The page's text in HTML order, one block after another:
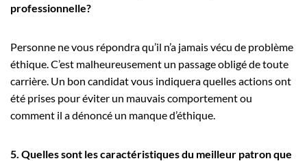
professionnelle?
Personne ne vous répondra qu’il n’a jamais vécu de problème
éthique. C’est malheureusement un passage obligé de toute
carrière. Un bon candidat vous indiquera quelles actions ont
été prises pour éviter un mauvais comportement ou
comment il a dénoncé un manque d’éthique.
5. Quelles sont les caractéristiques du meilleur patron que